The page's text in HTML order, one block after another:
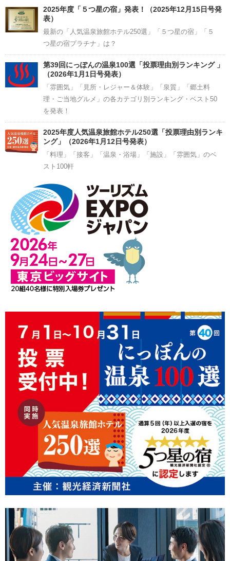
2025年度「５つ星の宿」発表！（2025年12月15日号発
表）
最新の「人気温泉旅館ホテル250選」「５つ星の宿」「５
つ星の宿プラチナ」は？
第39回にっぽんの温泉100選「投票理由別ランキング 」
（2026年1月1日号発表）
「雰囲気」「見所・レジャー＆体験」「泉質」「郷土料
理・ご当地グルメ」の各カテゴリ別ランキング・ベスト50
を発表！
2025年度人気温泉旅館ホテル250選「投票理由別ランキ
ング」（2026年1月12日号発表）
「料理」「接客」「温泉・浴場」「施設」「雰囲気」のベ
スト100軒